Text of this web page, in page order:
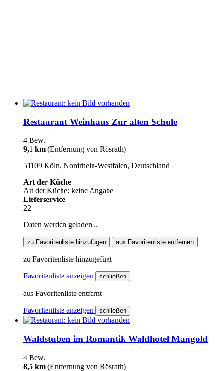
Restaurant Weinhaus Zur alten Schule
4 Bew.
9,1 km (Entfernung von Rösrath)
51109 Köln, Nordrhein-Westfalen, Deutschland
Art der Küche
Art der Küche: keine Angabe
Lieferservice
22
Daten werden geladen...
zu Favoritenliste hinzufügen aus Favoritenliste entfernen
zu Favoritenliste hinzugefügt
Favoritenliste anzeigen schließen
aus Favoritenliste entfernt
Favoritenliste anzeigen schließen
Waldstuben im Romantik Waldhotel Mangold
4 Bew.
8,5 km (Entfernung von Rösrath)